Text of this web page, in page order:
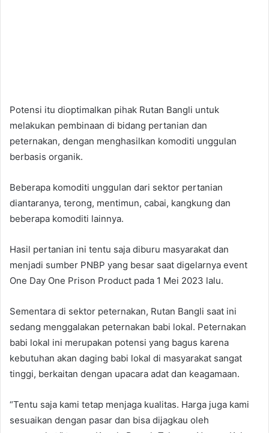
Potensi itu dioptimalkan pihak Rutan Bangli untuk
melakukan pembinaan di bidang pertanian dan
peternakan, dengan menghasilkan komoditi unggulan
berbasis organik.
Beberapa komoditi unggulan dari sektor pertanian
diantaranya, terong, mentimun, cabai, kangkung dan
beberapa komoditi lainnya.
Hasil pertanian ini tentu saja diburu masyarakat dan
menjadi sumber PNBP yang besar saat digelarnya event
One Day One Prison Product pada 1 Mei 2023 lalu.
Sementara di sektor peternakan, Rutan Bangli saat ini
sedang menggalakan peternakan babi lokal. Peternakan
babi lokal ini merupakan potensi yang bagus karena
kebutuhan akan daging babi lokal di masyarakat sangat
tinggi, berkaitan dengan upacara adat dan keagamaan.
“Tentu saja kami tetap menjaga kualitas. Harga juga kami
sesuaikan dengan pasar dan bisa dijagkau oleh